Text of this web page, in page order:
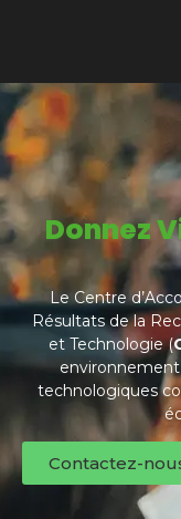
Donnez
Le Centre
Résultats de la
et Technologie (
technologiques
Contactez-